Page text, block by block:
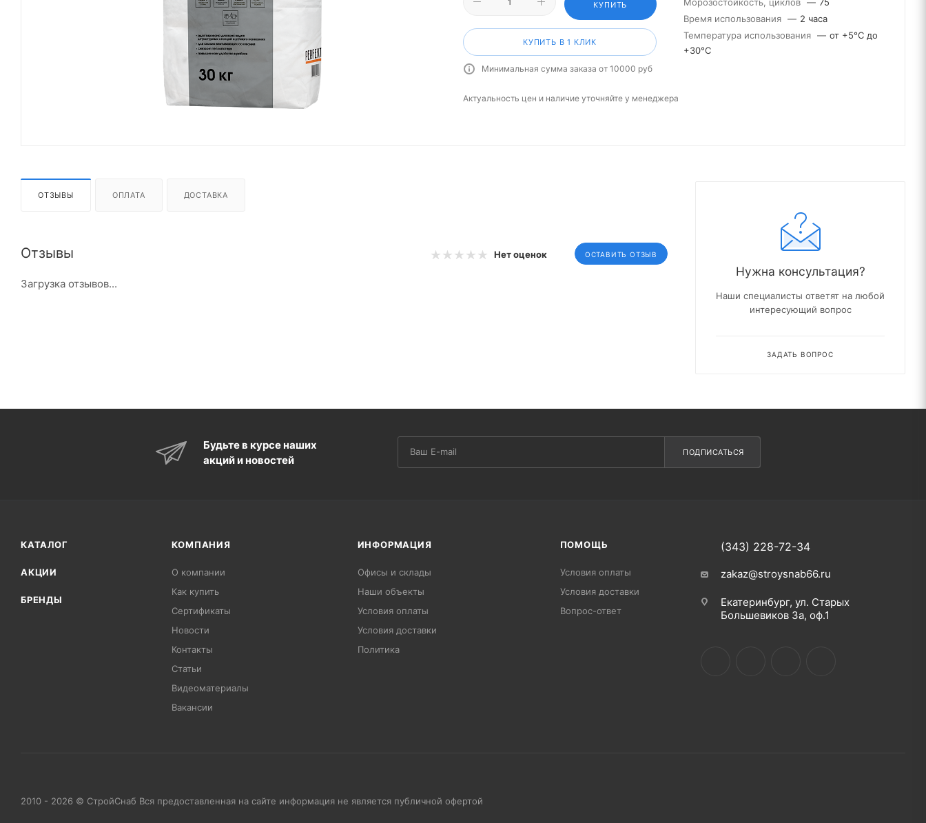
КУПИТЬ
КУПИТЬ В 1 КЛИК
Минимальная сумма заказа от 10000 руб
Время использования — 2 часа
Температура использования — от +5°С до
+30°С
Актуальность цен и наличие уточняйте у менеджера
ОТЗЫВЫ ОПЛАТА ДОСТАВКА
Отзывы Нет оценок ОСТАВИТЬ ОТЗЫВ
Загрузка отзывов...
Нужна консультация?
Наши специалисты ответят на любой
интересующий вопрос
ЗАДАТЬ ВОПРОС
Будьте в курсе наших
акций и новостей
ПОДПИСАТЬСЯ
КАТАЛОГ
АКЦИИ
БРЕНДЫ
КОМПАНИЯ
О компании
Как купить
Сертификаты
Новости
Контакты
Статьи
Видеоматериалы
Вакансии
ИНФОРМАЦИЯ
Офисы и склады
Наши объекты
Условия оплаты
Условия доставки
Политика
ПОМОЩЬ
Условия оплаты
Условия доставки
Вопрос-ответ
(343) 228-72-34
zakaz@stroysnab66.ru
Екатеринбург, ул. Старых
Большевиков 3а, оф.1
2010 - 2026 © СтройСнаб Вся предоставленная на сайте информация не является публичной офертой